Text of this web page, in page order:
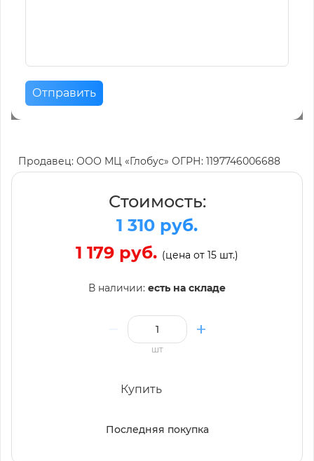
Отправить
Продавец: ООО МЦ «Глобус» ОГРН: 1197746006688
Стоимость:
1 310 руб.
1 179 руб. (цена от 15 шт.)
В наличии: есть на складе
шт
Купить
Последняя покупка